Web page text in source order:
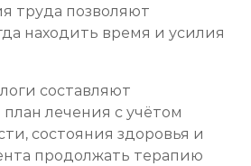
труда позволяют
находить время и усилия
составляют
лечения с учётом
состояния здоровья и
продолжать терапию